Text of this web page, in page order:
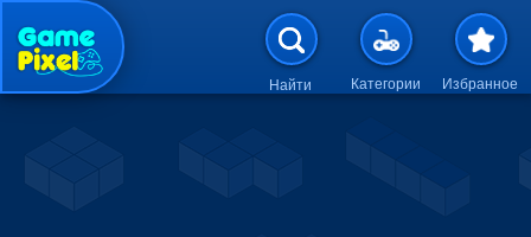
Перейти к основному
Найти Категории Избранное